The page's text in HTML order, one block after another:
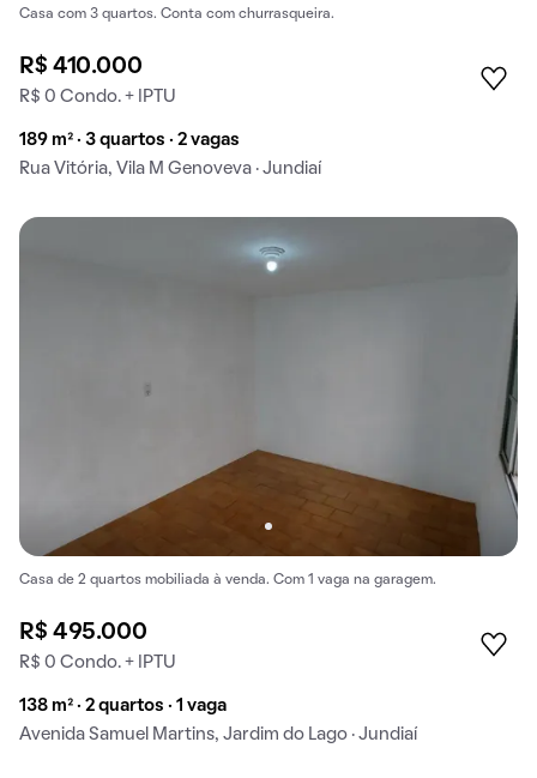
Casa com 3 quartos. Conta com churrasqueira.
R$ 410.000
R$ 0 Condo. + IPTU
189 m² · 3 quartos · 2 vagas
Rua Vitória, Vila M Genoveva · Jundiaí
Casa de 2 quartos mobiliada à venda. Com 1 vaga na garagem.
R$ 495.000
R$ 0 Condo. + IPTU
138 m² · 2 quartos · 1 vaga
Avenida Samuel Martins, Jardim do Lago · Jundiaí